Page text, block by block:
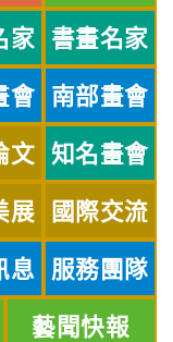
家 書畫名家
會 南部畫會
文 知名畫會
展 國際交流
息 服務團隊
藝聞快報